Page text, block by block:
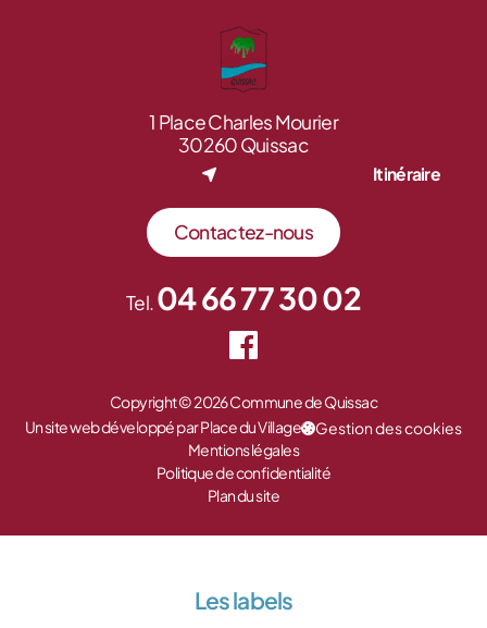
1 Place Charles Mourier
30260 Quissac
Itinéraire
Contactez-nous
Tel.04 66 77 30 02
Copyright © 2026 Commune de Quissac
Un site web développé par Place du Village
Gestion des cookies
Mentions légales
Politique de confidentialité
Plan du site
Les labels